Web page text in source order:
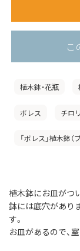
こ
植木鉢・花瓶
ボレス チロ
「ボレス」植木鉢（
植木鉢にお皿がつ
鉢には底穴があり
す。
お皿があるので、